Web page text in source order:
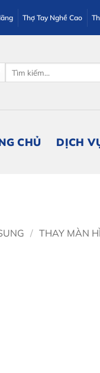
Thợ Tay Nghề Cao
CHỦ DỊCH
/ THAY MÀN